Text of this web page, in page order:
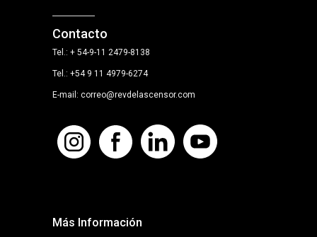
Contacto
Tel.: + 54-9-11 2479-8138
Tel.: +54 9 11 4979-6274
E-mail: correo@revdelascensor.com
Más Información